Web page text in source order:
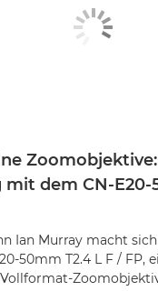
dem CN-E20-
Ian Murray macht
50mm T2.4 L F / FP,
Vollformat-